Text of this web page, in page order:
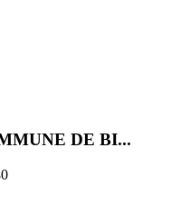
DE BI...